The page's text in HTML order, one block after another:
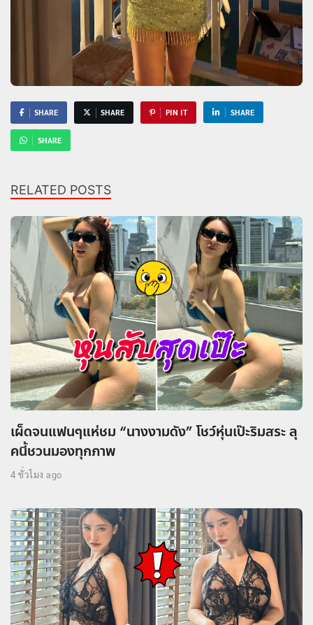
SHARE SHARE PIN IT SHARE
SHARE
RELATED POSTS
เผ็ดจนแฟนๆแห่ชม “นางงามดัง” โชว์หุ่นเป๊ะริมสระ ลุ
คนี้ชวนมองทุกภาพ
4 ชั่วโมง ago